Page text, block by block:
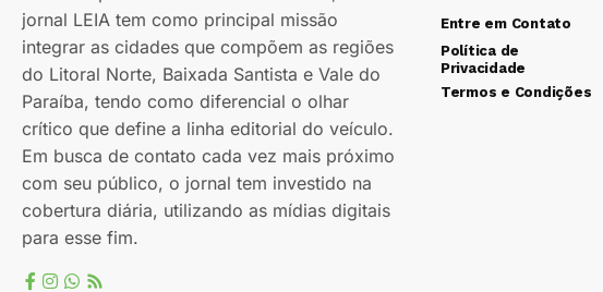
jornal LEIA tem como principal missão
integrar as cidades que compõem as regiões
do Litoral Norte, Baixada Santista e Vale do
Paraíba, tendo como diferencial o olhar
crítico que define a linha editorial do veículo.
Em busca de contato cada vez mais próximo
com seu público, o jornal tem investido na
cobertura diária, utilizando as mídias digitais
para esse fim.
Entre em Contato
Política de
Privacidade
Termos e Condições